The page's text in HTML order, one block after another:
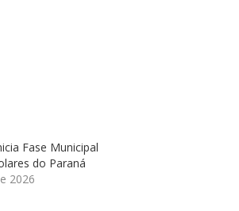
Fase Municipal
do Paraná
2026